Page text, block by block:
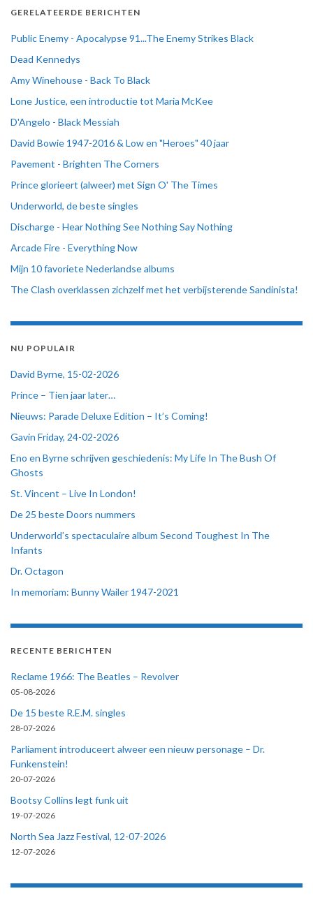
GERELATEERDE BERICHTEN
Public Enemy - Apocalypse 91...The Enemy Strikes Black
Dead Kennedys
Amy Winehouse - Back To Black
Lone Justice, een introductie tot Maria McKee
D'Angelo - Black Messiah
David Bowie 1947-2016 & Low en "Heroes" 40 jaar
Pavement - Brighten The Corners
Prince glorieert (alweer) met Sign O' The Times
Underworld, de beste singles
Discharge - Hear Nothing See Nothing Say Nothing
Arcade Fire - Everything Now
Mijn 10 favoriete Nederlandse albums
The Clash overklassen zichzelf met het verbijsterende Sandinista!
NU POPULAIR
David Byrne, 15-02-2026
Prince – Tien jaar later…
Nieuws: Parade Deluxe Edition – It’s Coming!
Gavin Friday, 24-02-2026
Eno en Byrne schrijven geschiedenis: My Life In The Bush Of
Ghosts
St. Vincent – Live In London!
De 25 beste Doors nummers
Underworld’s spectaculaire album Second Toughest In The
Infants
Dr. Octagon
In memoriam: Bunny Wailer 1947-2021
RECENTE BERICHTEN
Reclame 1966: The Beatles – Revolver
05-08-2026
De 15 beste R.E.M. singles
28-07-2026
Parliament introduceert alweer een nieuw personage – Dr.
Funkenstein!
20-07-2026
Bootsy Collins legt funk uit
19-07-2026
North Sea Jazz Festival, 12-07-2026
12-07-2026